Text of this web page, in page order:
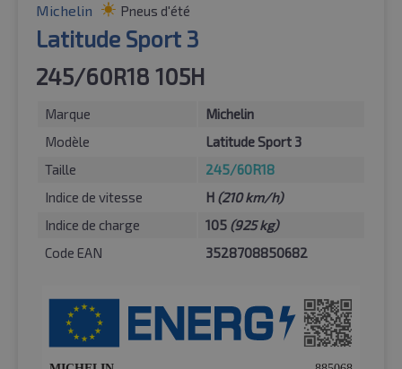
Michelin Pneus d'été
Latitude Sport 3
245/60R18 105H
Marque
Michelin
Modèle
Latitude Sport 3
Taille
245/60R18
Indice de vitesse
H (210 km/h)
Indice de charge
105 (925 kg)
Code EAN
3528708850682